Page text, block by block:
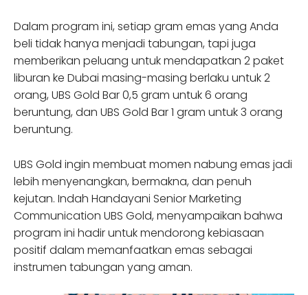
Dalam program ini, setiap gram emas yang Anda
beli tidak hanya menjadi tabungan, tapi juga
memberikan peluang untuk mendapatkan 2 paket
liburan ke Dubai masing-masing berlaku untuk 2
orang, UBS Gold Bar 0,5 gram untuk 6 orang
beruntung, dan UBS Gold Bar 1 gram untuk 3 orang
beruntung.
UBS Gold ingin membuat momen nabung emas jadi
lebih menyenangkan, bermakna, dan penuh
kejutan. Indah Handayani Senior Marketing
Communication UBS Gold, menyampaikan bahwa
program ini hadir untuk mendorong kebiasaan
positif dalam memanfaatkan emas sebagai
instrumen tabungan yang aman.